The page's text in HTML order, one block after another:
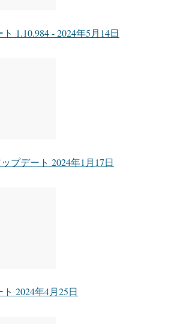
1.10.984 - 2024年5月14日
プデート 2024年1月17日
2024年4月25日